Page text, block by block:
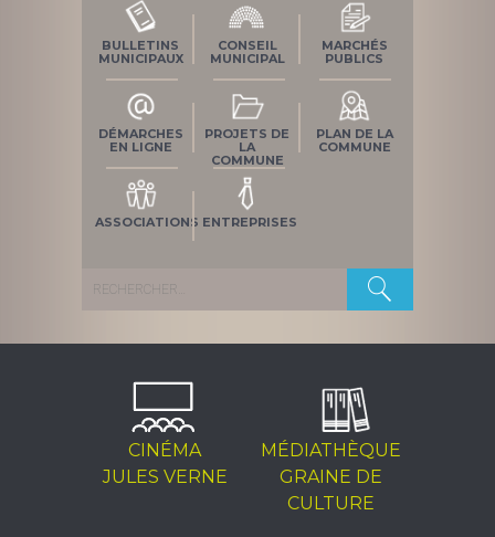
BULLETINS
MUNICIPAUX
CONSEIL
MUNICIPAL
MARCHÉS
PUBLICS
DÉMARCHES
EN LIGNE
PROJETS DE
LA
COMMUNE
PLAN DE LA
COMMUNE
ASSOCIATIONS ENTREPRISES
Rechercher :
CINÉMA
JULES VERNE
MÉDIATHÈQUE
GRAINE DE
CULTURE